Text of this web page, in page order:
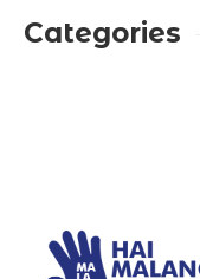
Categories